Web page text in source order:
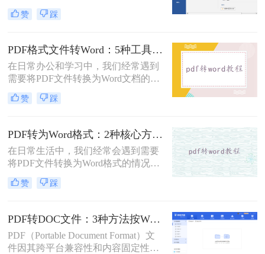
Word，排版全乱了，还不如自己重打
一遍！”这是小编在后台收到最多的
域多年的测评博主，我深知一份格式
错乱、需要手动调整数小时的Word文
档，对职场人来说是多么糟糕的体
验。那么pdf转word如何保留原格式
呢？
赞 踩
PDF格式文件转Word：5种工具按文件来源和用途对照选择！
在日常办公和学习中，我们经常遇到
需要将PDF文件转换为Word文档的需
求。PDF格式的文件如何转Word一直
是困扰许多用户的难题。无论是需要
调整报告格式，掌握高效的PDF转
Word技巧都至关重要。本文将为您详
细介绍几种经过实践验证的有效方
法，帮助您快速解决格式转换问题。
赞 踩
PDF转为Word格式：2种核心方法的适用场景和操作差异！
在日常生活中，我们经常会遇到需要
将PDF文件转换为Word格式的情况，
以便于编辑和修改文件内容。那么如
何将pdf转为word格式呢？本文将介绍
赞 踩
PDF转DOC文件：3种方法按Word版本兼容性选择！
PDF（Portable Document Format）文
件因其跨平台兼容性和内容固定性而